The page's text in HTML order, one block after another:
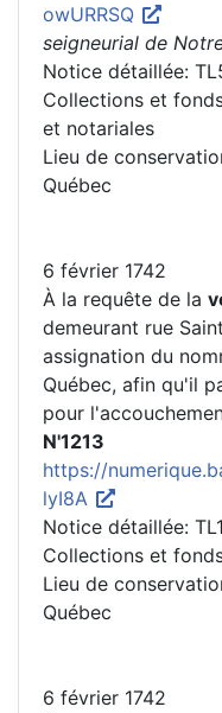
owURRSQ
seigneurial de
Notice détaillée:
Collections et
et notariales
Lieu de
Québec
6 février 1742
À la requête de la
demeurant rue
assignation du
Québec, afin qu'il
pour
N'1213
https://
lyI8A
Notice détaillée:
Collections et
Lieu de
Québec
6 février 1742